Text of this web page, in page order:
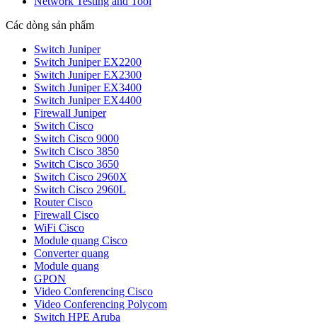
Các dòng sản phẩm
Switch Juniper
Switch Juniper EX2200
Switch Juniper EX2300
Switch Juniper EX3400
Switch Juniper EX4400
Firewall Juniper
Switch Cisco
Switch Cisco 9000
Switch Cisco 3850
Switch Cisco 3650
Switch Cisco 2960X
Switch Cisco 2960L
Router Cisco
Firewall Cisco
WiFi Cisco
Module quang Cisco
Converter quang
Module quang
GPON
Video Conferencing Cisco
Video Conferencing Polycom
Switch HPE Aruba